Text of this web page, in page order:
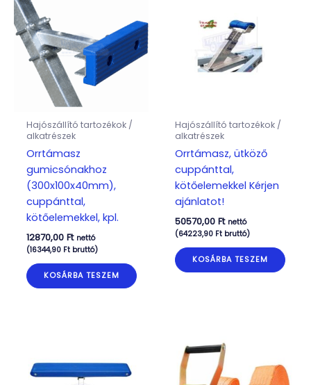
Hajószállító tartozékok /
alkatrészek
Orrtámasz
gumicsónakhoz
(300x100x40mm),
cuppánttal,
kötőelemekkel, kpl.
12870,00 Ft nettó
(16344,90 Ftbruttó)
KOSÁRBA TESZEM
Hajószállító tartozékok /
alkatrészek
Orrtámasz, ütköző
cuppánttal,
kötőelemekkel Kérjen
ajánlatot!
50570,00 Ft nettó
(64223,90 Ftbruttó)
KOSÁRBA TESZEM